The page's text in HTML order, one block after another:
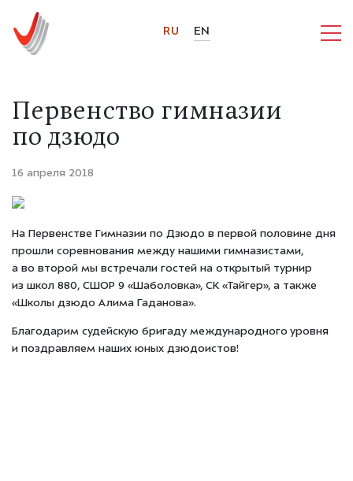
RU EN
Первенство гимназии
по дзюдо
16 апреля 2018
На Первенстве Гимназии по Дзюдо в первой половине дня
прошли соревнования между нашими гимназистами,
а во второй мы встречали гостей на открытый турнир
из школ 880, СШОР 9 «Шаболовка», СК «Тайгер», а также
«Школы дзюдо Алима Гаданова».
Благодарим судейскую бригаду международного уровня
и поздравляем наших юных дзюдоистов!